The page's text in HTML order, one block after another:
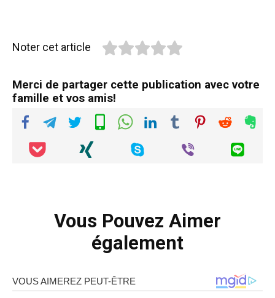
Noter cet article
Merci de partager cette publication avec votre
famille et vos amis!
Vous Pouvez Aimer
également